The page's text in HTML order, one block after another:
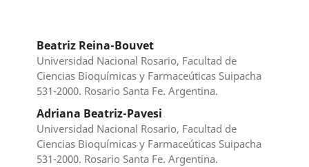
Beatriz Reina-Bouvet
Universidad Nacional Rosario, Facultad de
Ciencias Bioquímicas y Farmaceúticas Suipacha
531-2000. Rosario Santa Fe. Argentina.
Adriana Beatriz-Pavesi
Universidad Nacional Rosario, Facultad de
Ciencias Bioquímicas y Farmaceúticas Suipacha
531-2000. Rosario Santa Fe. Argentina.